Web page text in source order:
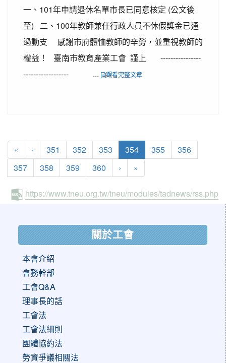
一、101年申請退休名單市長已同意核定 (公文後
至) 二、100年教師兼任行政人員不休假獎金已通
過動支 感謝市府體恤教師的辛勞，並重視教師的
權益！ 臺南市教育產業工會 謹上 ----------------
------------------ ...
觀看完整文章
« ‹ 351 352 353 354(current)
355
356
357
358 359 360 › »
https://www.tneu.org.tw/tneu/modules/tadnews/rss.php
關於工會
本會介紹
會務幹部
工會Q&A
理事長的話
工會法
工會法細則
團體協約法
勞資爭議相關法